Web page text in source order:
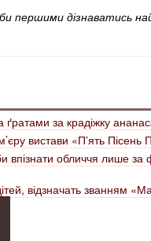
першими дізнаватись
за крадіжку
вистави «Пʼять Пісень
впізнати обличчя лише
відзначать званням